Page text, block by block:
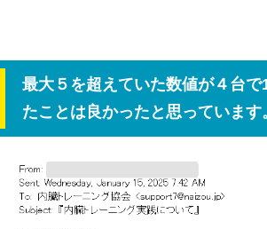
最大５を超えていた数値が４台で
たことは良かったと思っています